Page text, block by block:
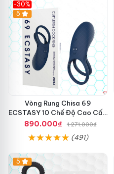
-30%
Hot
5
Vòng Rung Chisa 69
ECSTASY 10 Chế Độ Cao Cấp
Kích Thích
890.000₫ 1.271.000₫
(491)
5